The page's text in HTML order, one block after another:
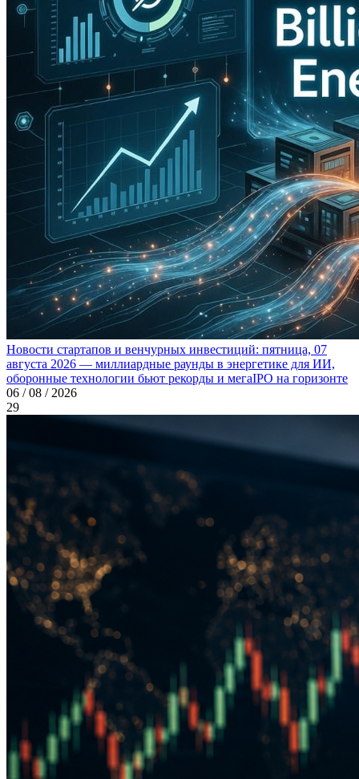
Новости стартапов и венчурных инвестиций: пятница, 07
августа 2026 — миллиардные раунды в энергетике для ИИ,
оборонные технологии бьют рекорды и мегаIPO на горизонте
06 / 08 / 2026
29